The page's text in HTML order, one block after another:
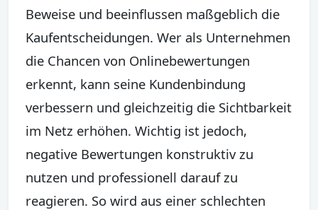
Beweise und beeinflussen maßgeblich die
Kaufentscheidungen. Wer als Unternehmen
die Chancen von Onlinebewertungen
erkennt, kann seine Kundenbindung
verbessern und gleichzeitig die Sichtbarkeit
im Netz erhöhen. Wichtig ist jedoch,
negative Bewertungen konstruktiv zu
nutzen und professionell darauf zu
reagieren. So wird aus einer schlechten